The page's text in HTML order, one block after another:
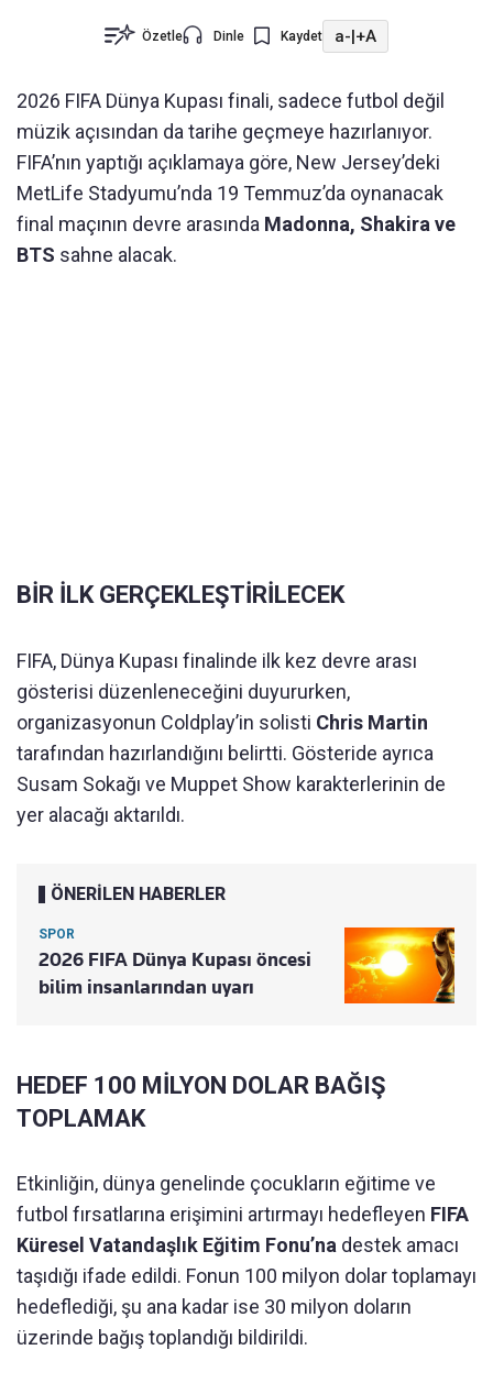
Özetle Dinle Kaydet a-|+A
2026 FIFA Dünya Kupası finali, sadece futbol değil
müzik açısından da tarihe geçmeye hazırlanıyor.
FIFA’nın yaptığı açıklamaya göre, New Jersey’deki
MetLife Stadyumu’nda 19 Temmuz’da oynanacak
final maçının devre arasında Madonna, Shakira ve
BTS sahne alacak.
BİR İLK GERÇEKLEŞTİRİLECEK
FIFA, Dünya Kupası finalinde ilk kez devre arası
gösterisi düzenleneceğini duyururken,
organizasyonun Coldplay’in solisti Chris Martin
tarafından hazırlandığını belirtti. Gösteride ayrıca
Susam Sokağı ve Muppet Show karakterlerinin de
yer alacağı aktarıldı.
ÖNERİLEN HABERLER
SPOR
2026 FIFA Dünya Kupası öncesi
bilim insanlarından uyarı
HEDEF 100 MİLYON DOLAR BAĞIŞ
TOPLAMAK
Etkinliğin, dünya genelinde çocukların eğitime ve
futbol fırsatlarına erişimini artırmayı hedefleyen FIFA
Küresel Vatandaşlık Eğitim Fonu’na destek amacı
taşıdığı ifade edildi. Fonun 100 milyon dolar toplamayı
hedeflediği, şu ana kadar ise 30 milyon doların
üzerinde bağış toplandığı bildirildi.